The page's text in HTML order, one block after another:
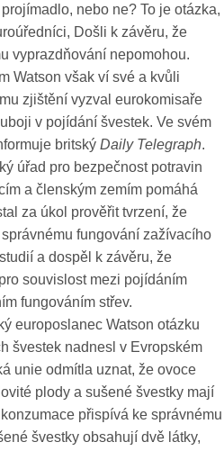
nebo ne? To je otázka,
Došli k závěru, že
vyprazdňování nepomohou.
Watson však ví své a kvůli
zjištění vyzval eurokomisaře
v pojídání švestek. Ve svém
britský Daily Telegraph.
úřad pro bezpečnost potravin
a členským zemím pomáhá
za úkol prověřit tvrzení, že
fungování zažívacího
a dospěl k závěru, že
souvislost mezi pojídáním
fungováním střev.
europoslanec Watson otázku
švestek nadnesl v Evropském
unie odmítla uznat, že ovoce
plody a sušené švestky mají
přispívá ke správnému
švestky obsahují dvě látky,